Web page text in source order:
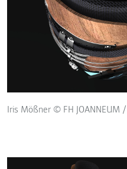
Iris Mößner © FH JOANNEUM